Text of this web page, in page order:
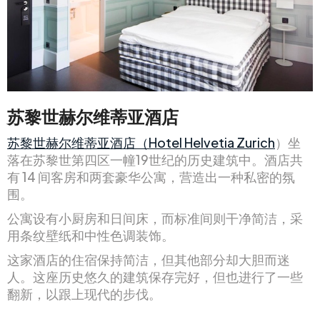
苏黎世赫尔维蒂亚酒店
苏黎世赫尔维蒂亚酒店（Hotel Helvetia Zurich）坐
落在苏黎世第四区一幢19世纪的历史建筑中。酒店共
有 14 间客房和两套豪华公寓，营造出一种私密的氛
围。
公寓设有小厨房和日间床，而标准间则干净简洁，采
用条纹壁纸和中性色调装饰。
这家酒店的住宿保持简洁，但其他部分却大胆而迷
人。这座历史悠久的建筑保存完好，但也进行了一些
翻新，以跟上现代的步伐。